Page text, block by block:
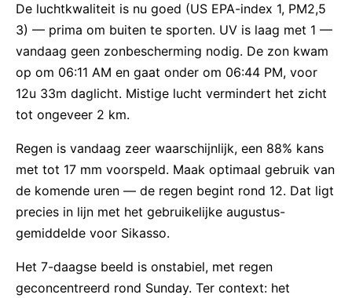
De luchtkwaliteit is nu goed (US EPA-index 1, PM2,5
3) — prima om buiten te sporten. UV is laag met 1 —
vandaag geen zonbescherming nodig. De zon kwam
op om 06:11 AM en gaat onder om 06:44 PM, voor
12u 33m daglicht. Mistige lucht vermindert het zicht
tot ongeveer 2 km.
Regen is vandaag zeer waarschijnlijk, een 88% kans
met tot 17 mm voorspeld. Maak optimaal gebruik van
de komende uren — de regen begint rond 12. Dat ligt
precies in lijn met het gebruikelijke augustus-
gemiddelde voor Sikasso.
Het 7-daagse beeld is onstabiel, met regen
geconcentreerd rond Sunday. Ter context: het